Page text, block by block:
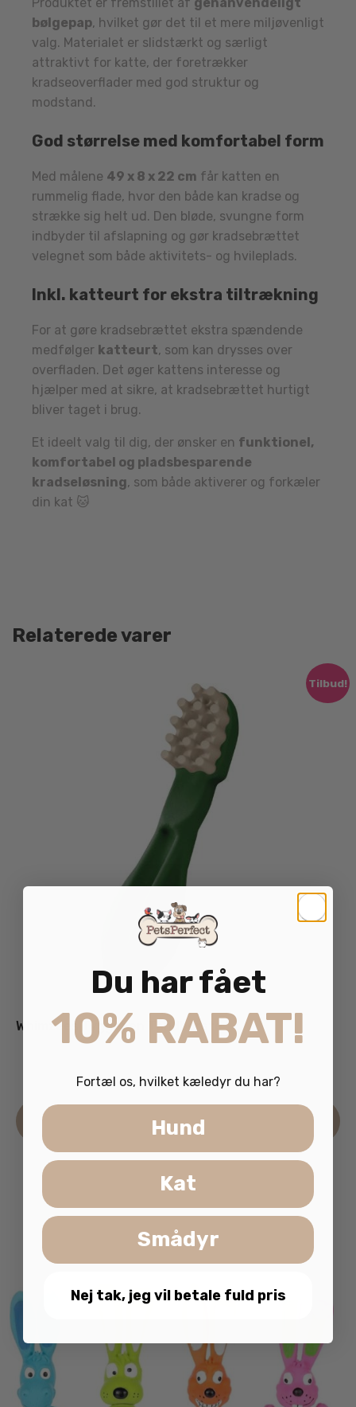
bølgepap, hvilket gør det til et mere miljøvenligt
valg. Materialet er slidstærkt og særligt
attraktivt for katte, der foretrækker
kradseoverflader med god struktur og
modstand.
God størrelse med komfortabel form
Med målene 49 x 8 x 22 cm får katten en
rummelig flade, hvor den både kan kradse og
strække sig helt ud. Den bløde, svungne form
indbyder til afslapning og gør kradsebrættet
velegnet som både aktivitets- og hvileplads.
Inkl. katteurt for ekstra tiltrækning
For at gøre kradsebrættet ekstra spændende
medfølger katteurt, som kan drysses over
overfladen. Det øger kattens interesse og
hjælper med at sikre, at kradsebrættet hurtigt
bliver taget i brug.
Et ideelt valg til dig, der ønsker en funktionel,
komfortabel og pladsbesparende
kradseløsning, som både aktiverer og forkæler
din kat 🐱
Relaterede varer
Tilbud!
Whimzees Tyggeben Tandbørste
Læs mere
Du har fået
10% RABAT!
Fortæl os, hvilket kæledyr du har?
Hund
Kat
Smådyr
Nej tak, jeg vil betale fuld pris